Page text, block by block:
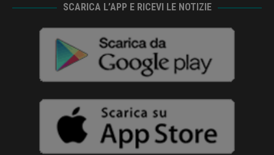
SCARICA L’APP E RICEVI LE NOTIZIE